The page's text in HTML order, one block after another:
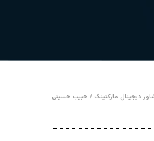
دیجیتال مارکتینگ / حبیب حسینی